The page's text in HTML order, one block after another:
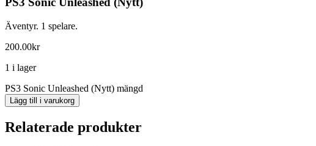
Äventyr. 1 spelare.
200.00kr
1 i lager
PS3 Sonic Unleashed (Nytt) mängd
Lägg till i varukorg
Relaterade produkter